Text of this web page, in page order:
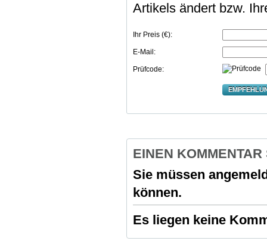
Artikels ändert bzw.
Ihr Preis (€):
E-Mail:
Prüfcode:
EINEN
Sie müssen
können.
Es liegen keine